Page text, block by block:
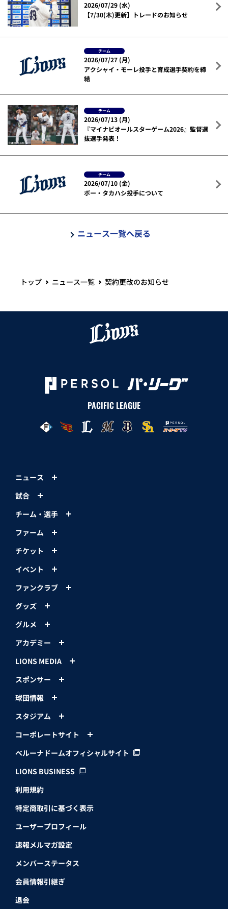
2026/07/29 (水)
【7/30(木)更新】トレードのお知らせ
チーム
2026/07/27 (月)
アクシャイ・モーレ投手と育成選手契約を締
結
チーム
2026/07/13 (月)
『マイナビオールスターゲーム2026』監督選
抜選手発表！
チーム
2026/07/10 (金)
ボー・タカハシ投手について
ニュース一覧へ戻る
トップ ニュース一覧 契約更改のお知らせ
PACIFIC LEAGUE
ニュース
試合
チーム・選手
ファーム
チケット
イベント
ファンクラブ
グッズ
グルメ
アカデミー
LIONS MEDIA
スポンサー
球団情報
スタジアム
コーポレートサイト
ベルーナドームオフィシャルサイト
LIONS BUSINESS
利用規約
特定商取引に基づく表示
ユーザープロフィール
速報メルマガ設定
メンバーステータス
会員情報引継ぎ
退会